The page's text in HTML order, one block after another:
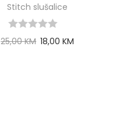
Stitch slušalice
25,00KM 18,00KM